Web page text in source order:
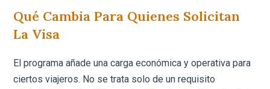
Qué Cambia Para Quienes Solicitan
La Visa
El programa añade una carga económica y operativa para
ciertos viajeros. No se trata solo de un requisito